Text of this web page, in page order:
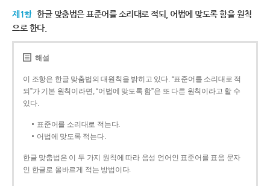
제1항 한글 맞춤법은 표준어를 소리대로 적되, 어법에 맞도록 함을 원칙
으로 한다.
해설
이 조항은 한글 맞춤법의 대원칙을 밝히고 있다. “표준어를 소리대로 적
되”가 기본 원칙이라면, “어법에 맞도록 함”은 또 다른 원칙이라고 할 수
있다.
표준어를 소리대로 적는다.
어법에 맞도록 적는다.
한글 맞춤법은 이 두 가지 원칙에 따라 음성 언어인 표준어를 표음 문자
인 한글로 올바르게 적는 방법이다.